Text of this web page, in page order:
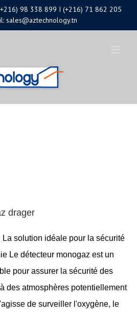
98 338 899 I (+216) 71 862 205
sales@aztechnology.tn
drager
La solution idéale pour la sécurité
Le détecteur monogaz est un
pour assurer la sécurité des
des atmosphères potentiellement
de surveiller l'oxygène, le